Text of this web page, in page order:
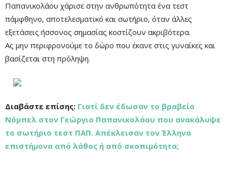
Παπανικολάου χάρισε στην ανθρωπότητα ένα τεστ
πάμφθηνο, αποτελεσματικό και σωτήριο, όταν άλλες
εξετάσεις ήσσονος σημασίας κοστίζουν ακριβότερα.
Ας μην περιφρονούμε το δώρο που έκανε στις γυναίκες και
βασίζεται στη πρόληψη.
Διαβάστε επίσης: Γιατί δεν έδωσαν το βραβείο
Νόμπελ στον Γεώργιο Παπανικολάου που ανακάλυψε
το σωτήριο τεστ ΠΑΠ. Απέκλεισαν τον Έλληνα
επιστήμονα από λάθος ή από σκοπιμότητα;